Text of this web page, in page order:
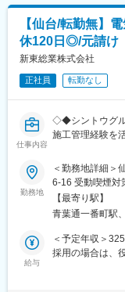
・建築士／一級
・建築施工管理
【当社の特徴・魅
中途入社者が多
員が在籍してお
較的若手の方が
当を含めた表記
【仙台/転勤無】
休120日◎/元請け
新東総業株式会社
正社員 転勤なし
仕事内容
◇◆シントウグル
施工管理経験
同社の法人用太
をお任せいたし
・顧客との打ち
・見積・積算業務
・図面（配線図
・工程管理、
◎元請けで、実
勤務地
＜勤務地詳細＞
6-16 受動喫煙対
所【最寄り駅】
青葉通一番町駅
給与
＜予定年収＞
採用の場合は、